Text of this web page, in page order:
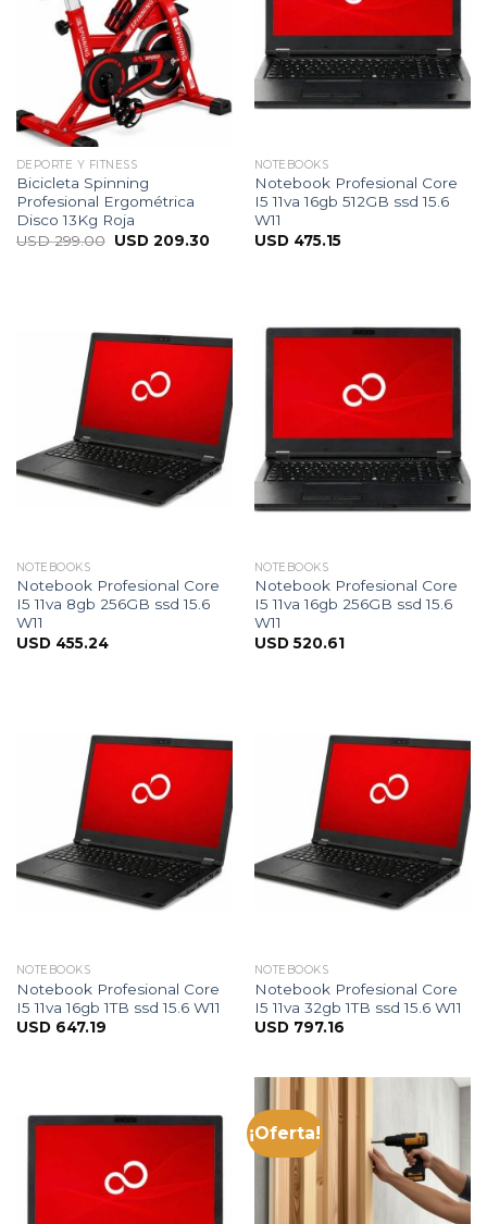
DEPORTE Y FITNESS
Bicicleta Spinning
Profesional Ergométrica
Disco 13Kg Roja
USD299.00 USD 209.30
NOTEBOOKS
Notebook Profesional Core
I5 11va 16gb 512GB ssd 15.6
W11
USD 475.15
NOTEBOOKS
Notebook Profesional Core
I5 11va 8gb 256GB ssd 15.6
W11
USD 455.24
NOTEBOOKS
Notebook Profesional Core
I5 11va 16gb 256GB ssd 15.6
W11
USD520.61
NOTEBOOKS
Notebook Profesional Core
I5 11va 16gb 1TB ssd 15.6 W11
USD 647.19
NOTEBOOKS
Notebook Profesional Core
I5 11va 32gb 1TB ssd 15.6 W11
USD 797.16
¡Oferta!